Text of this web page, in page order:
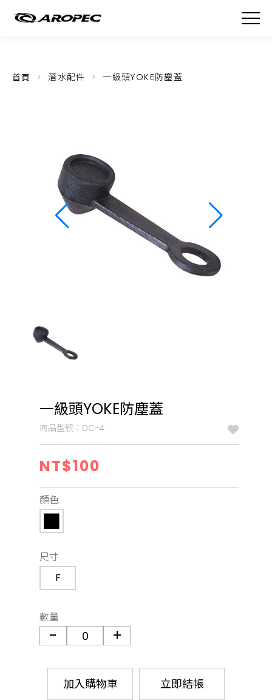
首頁 潛水配件 一級頭YOKE防塵蓋
一級頭YOKE防塵蓋
商品型號：DC-4
NT$100
顏色
尺寸
F
數量
加入購物車 立即結帳